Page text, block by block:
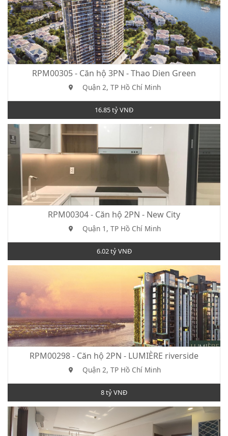
RPM00305 - Căn hộ 3PN - Thao Dien Green
Quận 2, TP Hồ Chí Minh
16.85 tỷ VNĐ
RPM00304 - Căn hộ 2PN - New City
Quận 1, TP Hồ Chí Minh
6.02 tỷ VNĐ
RPM00298 - Căn hộ 2PN - LUMIÈRE riverside
Quận 2, TP Hồ Chí Minh
8 tỷ VNĐ